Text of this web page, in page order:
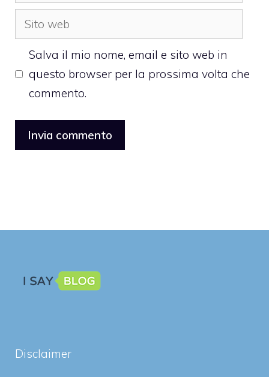
Sito
web
Salva il mio nome, email e sito web in
questo browser per la prossima volta che
commento.
Disclaimer